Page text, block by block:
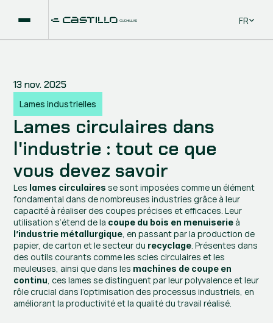
Select
FR
13 nov. 2025
Lames industrielles
Lames circulaires dans
l'industrie : tout ce que
vous devez savoir
Les lames circulaires se sont imposées comme un élément
fondamental dans de nombreuses industries grâce à leur
capacité à réaliser des coupes précises et efficaces. Leur
utilisation s’étend de la coupe du bois en menuiserie
l’industrie métallurgique, en passant par la production de
papier, de carton et le secteur du recyclage. Présentes dans
des outils courants comme les scies circulaires et les
meuleuses, ainsi que dans les machines de coupe en
continu, ces lames se distinguent par leur polyvalence et leur
rôle crucial dans l’optimisation des processus industriels, en
améliorant la productivité et la qualité du travail réalisé.